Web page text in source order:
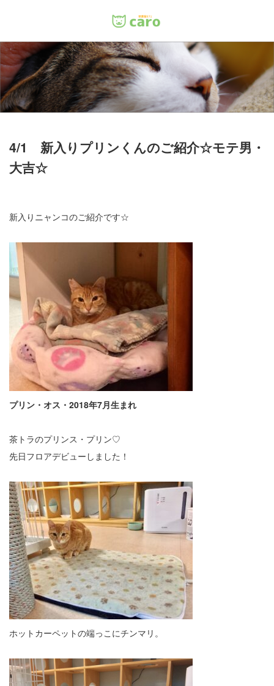
4/1 新入りプリンくんのご紹介☆モテ男・
大吉☆
新入りニャンコのご紹介です☆
プリン・オス・2018年7月生まれ
茶トラのプリンス・プリン♡
先日フロアデビューしました！
ホットカーペットの端っこにチンマリ。
Menu
ホーム
料金
里親について
店舗情報